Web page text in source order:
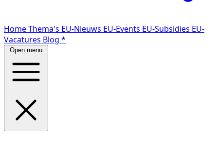
HomeThema's EU-Nieuws EU-Events EU-Subsidies EU-
Vacatures Blog *
Open menu